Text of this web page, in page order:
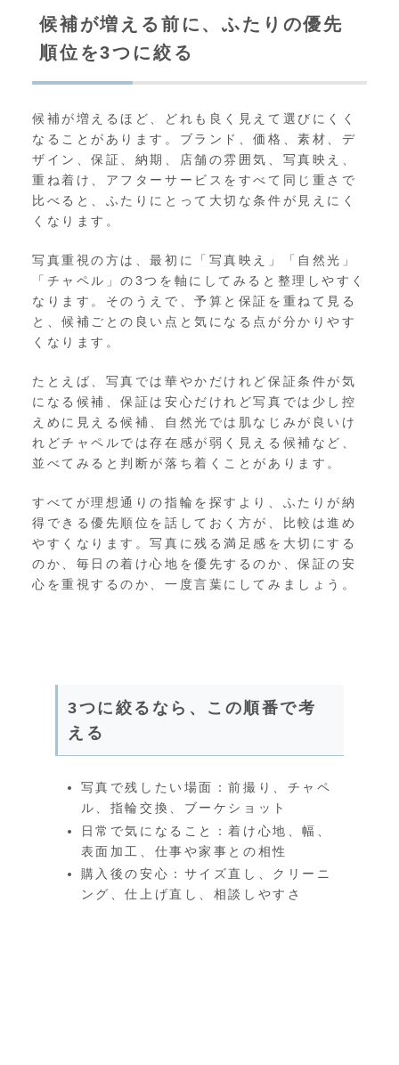
候補が増える前に、ふたりの優先
順位を3つに絞る
候補が増えるほど、どれも良く見えて選びにくく
なることがあります。ブランド、価格、素材、デ
ザイン、保証、納期、店舗の雰囲気、写真映え、
重ね着け、アフターサービスをすべて同じ重さで
比べると、ふたりにとって大切な条件が見えにく
くなります。
写真重視の方は、最初に「写真映え」「自然光」
「チャペル」の3つを軸にしてみると整理しやすく
なります。そのうえで、予算と保証を重ねて見る
と、候補ごとの良い点と気になる点が分かりやす
くなります。
たとえば、写真では華やかだけれど保証条件が気
になる候補、保証は安心だけれど写真では少し控
えめに見える候補、自然光では肌なじみが良いけ
れどチャペルでは存在感が弱く見える候補など、
並べてみると判断が落ち着くことがあります。
すべてが理想通りの指輪を探すより、ふたりが納
得できる優先順位を話しておく方が、比較は進め
やすくなります。写真に残る満足感を大切にする
のか、毎日の着け心地を優先するのか、保証の安
心を重視するのか、一度言葉にしてみましょう。
3つに絞るなら、この順番で考
える
写真で残したい場面：前撮り、チャペ
ル、指輪交換、ブーケショット
日常で気になること：着け心地、幅、
表面加工、仕事や家事との相性
購入後の安心：サイズ直し、クリーニ
ング、仕上げ直し、相談しやすさ